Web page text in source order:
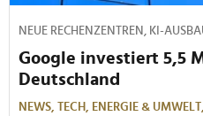
NEUE RECHENZENTREN, KI-
Google investiert 5,5
Deutschland
NEWS, TECH, ENERGIE & UMWELT,